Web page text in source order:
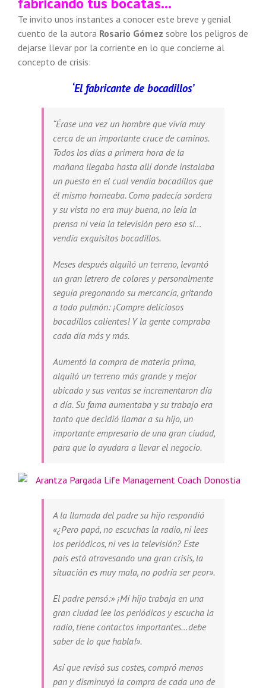
Te invito unos instantes a conocer este breve y genial
cuento de la autora Rosario Gómez sobre los peligros de
dejarse llevar por la corriente en lo que concierne al
concepto de crisis:
‘El fabricante de bocadillos’
“Érase una vez un hombre que vivía muy
cerca de un importante cruce de caminos.
Todos los días a primera hora de la
mañana llegaba hasta allí donde instalaba
un puesto en el cual vendía bocadillos que
él mismo horneaba. Como padecía sordera
y su vista no era muy buena, no leía la
prensa ni veía la televisión pero eso sí…
vendía exquisitos bocadillos.
Meses después alquiló un terreno, levantó
un gran letrero de colores y personalmente
seguía pregonando su mercancía, gritando
a todo pulmón: ¡Compre deliciosos
bocadillos calientes! Y la gente compraba
cada día más y más.
Aumentó la compra de materia prima,
alquiló un terreno más grande y mejor
ubicado y sus ventas se incrementaron día
a día. Su fama aumentaba y su trabajo era
tanto que decidió llamar a su hijo, un
importante empresario de una gran ciudad,
para que lo ayudara a llevar el negocio.
A la llamada del padre su hijo respondió
«¿Pero papá, no escuchas la radio, ni lees
los periódicos, ni ves la televisión? Este
país está atravesando una gran crisis, la
situación es muy mala, no podría ser peor».
El padre pensó:» ¡Mi hijo trabaja en una
gran ciudad lee los periódicos y escucha la
radio, tiene contactos importantes…debe
saber de lo que habla!».
Así que revisó sus costes, compró menos
pan y disminuyó la compra de cada uno de